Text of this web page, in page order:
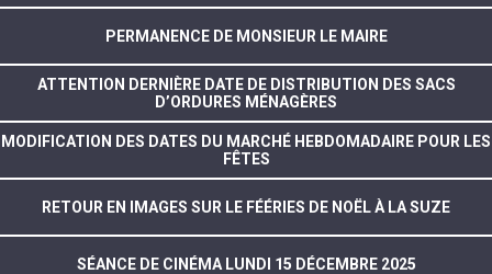
PERMANENCE DE MONSIEUR LE MAIRE
ATTENTION DERNIÈRE DATE DE DISTRIBUTION DES SACS
D’ORDURES MÉNAGÈRES
MODIFICATION DES DATES DU MARCHÉ HEBDOMADAIRE POUR LES
FÊTES
RETOUR EN IMAGES SUR LE FÉÉRIES DE NOËL À LA SUZE
SÉANCE DE CINÉMA LUNDI 15 DÉCEMBRE 2025